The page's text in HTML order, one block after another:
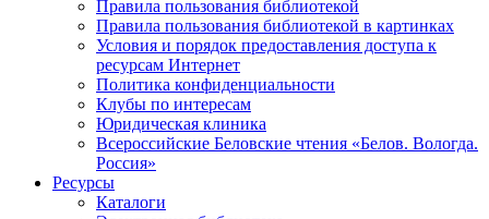
Правила пользования библиотекой
Правила пользования библиотекой в картинках
Условия и порядок предоставления доступа к
ресурсам Интернет
Политика конфиденциальности
Клубы по интересам
Юридическая клиника
Всероссийские Беловские чтения «Белов. Вологда.
Россия»
Ресурсы
Каталоги